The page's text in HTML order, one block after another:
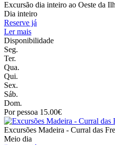
Excursão dia inteiro ao Oeste da
Dia inteiro
Reserve já
Ler mais
Disponibilidade
Seg.
Ter.
Qua.
Qui.
Sex.
Sáb.
Dom.
Por pessoa 15.00€
Excursões Madeira - Curral das
Meio dia